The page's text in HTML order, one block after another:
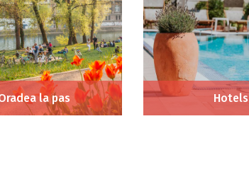
la pas Hotels